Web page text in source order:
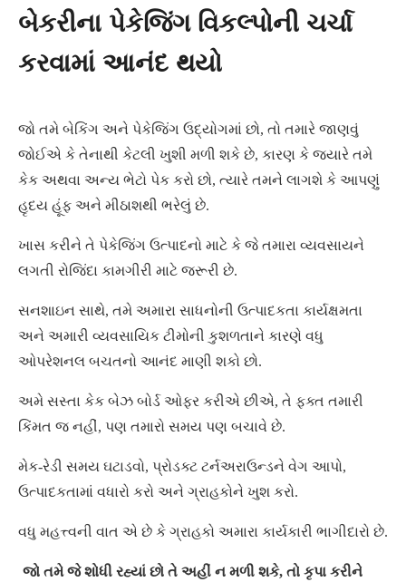
બેકરીના પેકેજિંગ વિકલ્પોની ચર્ચા
કરવામાં આનંદ થયો
જો તમે બેકિંગ અને પેકેજિંગ ઉદ્યોગમાં છો, તો તમારે જાણવું
જોઈએ કે તેનાથી કેટલી ખુશી મળી શકે છે, કારણ કે જ્યારે તમે
કેક અથવા અન્ય ભેટો પેક કરો છો, ત્યારે તમને લાગશે કે આપણું
હૃદય હૂંફ અને મીઠાશથી ભરેલું છે.
ખાસ કરીને તે પેકેજિંગ ઉત્પાદનો માટે કે જે તમારા વ્યવસાયને
લગતી રોજિંદા કામગીરી માટે જરૂરી છે.
સનશાઇન સાથે, તમે અમારા સાધનોની ઉત્પાદકતા કાર્યક્ષમતા
અને અમારી વ્યવસાયિક ટીમોની કુશળતાને કારણે વધુ
ઓપરેશનલ બચતનો આનંદ માણી શકો છો.
અમે સસ્તા કેક બેઝ બોર્ડ ઓફર કરીએ છીએ, તે ફક્ત તમારી
કિંમત જ નહીં, પણ તમારો સમય પણ બચાવે છે.
મેક-રેડી સમય ઘટાડવો, પ્રોડક્ટ ટર્નઅરાઉન્ડને વેગ આપો,
ઉત્પાદકતામાં વધારો કરો અને ગ્રાહકોને ખુશ કરો.
વધુ મહત્ત્વની વાત એ છે કે ગ્રાહકો અમારા કાર્યકારી ભાગીદારો છે.
જો તમે જે શોધી રહ્યાં છો તે અહીં ન મળી શકે, તો કૃપા કરીને